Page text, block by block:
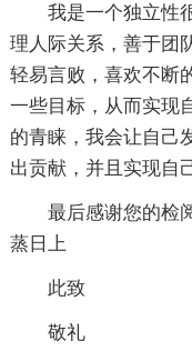
我是一个独立性
理人际关系，善于团
轻易言败，喜欢不断
一些目标，从而实现
的青睐，我会让自己
出贡献，并且实现自
最后感谢您的检
蒸日上
此致
敬礼